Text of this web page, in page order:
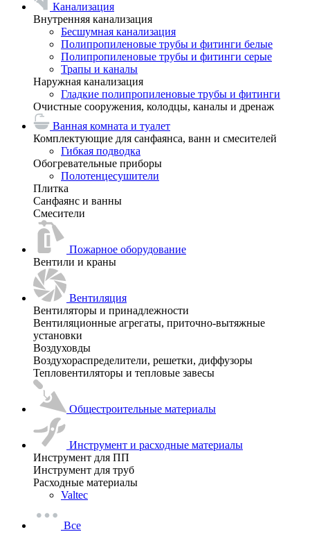
Канализация
Внутренняя канализация
Бесшумная канализация
Полипропиленовые трубы и фитинги белые
Полипропиленовые трубы и фитинги серые
Трапы и каналы
Наружная канализация
Гладкие полипропиленовые трубы и фитинги
Очистные сооружения, колодцы, каналы и дренаж
Ванная комната и туалет
Комплектующие для санфаянса, ванн и смесителей
Гибкая подводка
Обогревательные приборы
Полотенцесушители
Плитка
Санфаянс и ванны
Смесители
Пожарное оборудование
Вентили и краны
Вентиляция
Вентиляторы и принадлежности
Вентиляционные агрегаты, приточно-вытяжные
установки
Воздуховды
Воздухораспределители, решетки, диффузоры
Тепловентиляторы и тепловые завесы
Общестроительные материалы
Инструмент и расходные материалы
Инструмент для ПП
Инструмент для труб
Расходные материалы
Valtec
Все